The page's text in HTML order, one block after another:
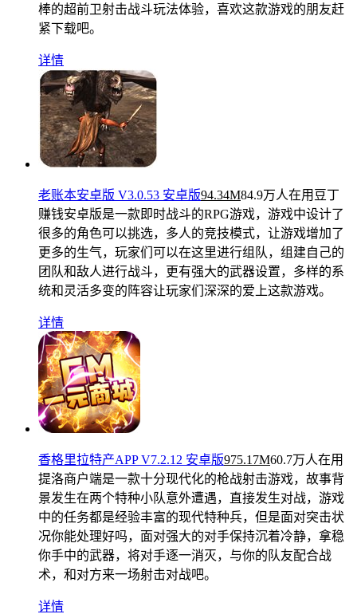
棒的超前卫射击战斗玩法体验，喜欢这款游戏的朋友赶
紧下载吧。
详情
老账本安卓版 V3.0.53 安卓版94.34M84.9万人在用 豆丁
赚钱安卓版是一款即时战斗的RPG游戏，游戏中设计了
很多的角色可以挑选，多人的竞技模式，让游戏增加了
更多的生气，玩家们可以在这里进行组队，组建自己的
团队和敌人进行战斗，更有强大的武器设置，多样的系
统和灵活多变的阵容让玩家们深深的爱上这款游戏。
详情
香格里拉特产APP V7.2.12 安卓版975.17M60.7万人在用
提洛商户端是一款十分现代化的枪战射击游戏，故事背
景发生在两个特种小队意外遭遇，直接发生对战，游戏
中的任务都是经验丰富的现代特种兵，但是面对突击状
况你能处理好吗，面对强大的对手保持沉着冷静，拿稳
你手中的武器，将对手逐一消灭，与你的队友配合战
术，和对方来一场射击对战吧。
详情